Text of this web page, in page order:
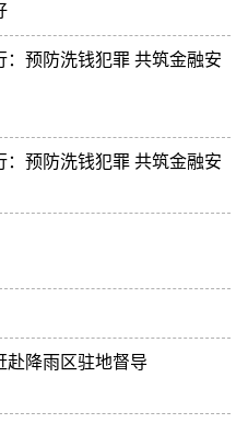
：预防洗钱犯罪 共筑金融安
：预防洗钱犯罪 共筑金融安
赴降雨区驻地督导